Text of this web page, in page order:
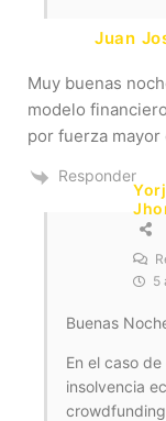
Juan
Muy buenas
modelo
por fuerza
Responder
5
Buenas
En el caso
insolvencia